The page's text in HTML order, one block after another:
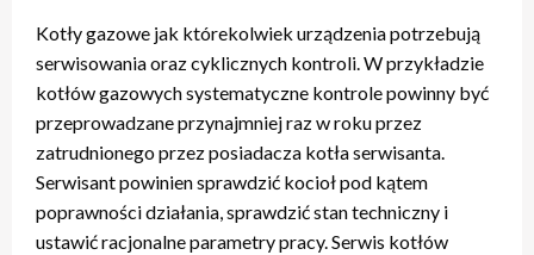
Kotły gazowe jak którekolwiek urządzenia potrzebują
serwisowania oraz cyklicznych kontroli. W przykładzie
kotłów gazowych systematyczne kontrole powinny być
przeprowadzane przynajmniej raz w roku przez
zatrudnionego przez posiadacza kotła serwisanta.
Serwisant powinien sprawdzić kocioł pod kątem
poprawności działania, sprawdzić stan techniczny i
ustawić racjonalne parametry pracy. Serwis kotłów